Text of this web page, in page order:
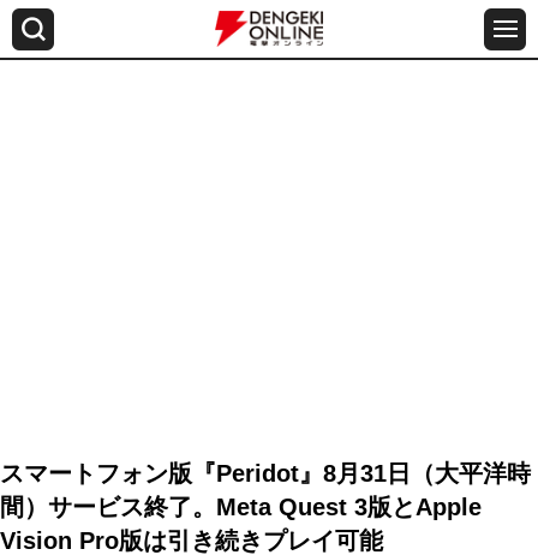
スマートフォン版『Peridot』8月31日（大平洋時
間）サービス終了。Meta Quest 3版とApple
Vision Pro版は引き続きプレイ可能